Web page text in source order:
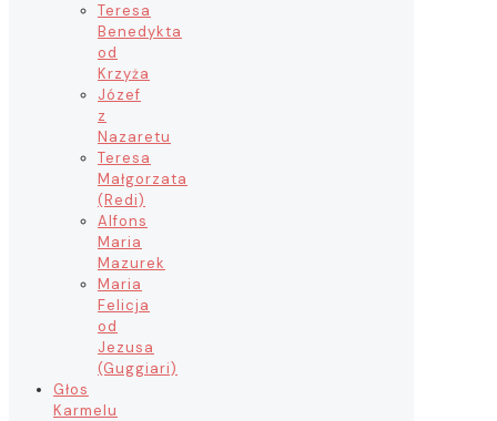
Teresa
Benedykta
od
Krzyża
Józef
z
Nazaretu
Teresa
Małgorzata
(Redi)
Alfons
Maria
Mazurek
Maria
Felicja
od
Jezusa
(Guggiari)
Głos
Karmelu